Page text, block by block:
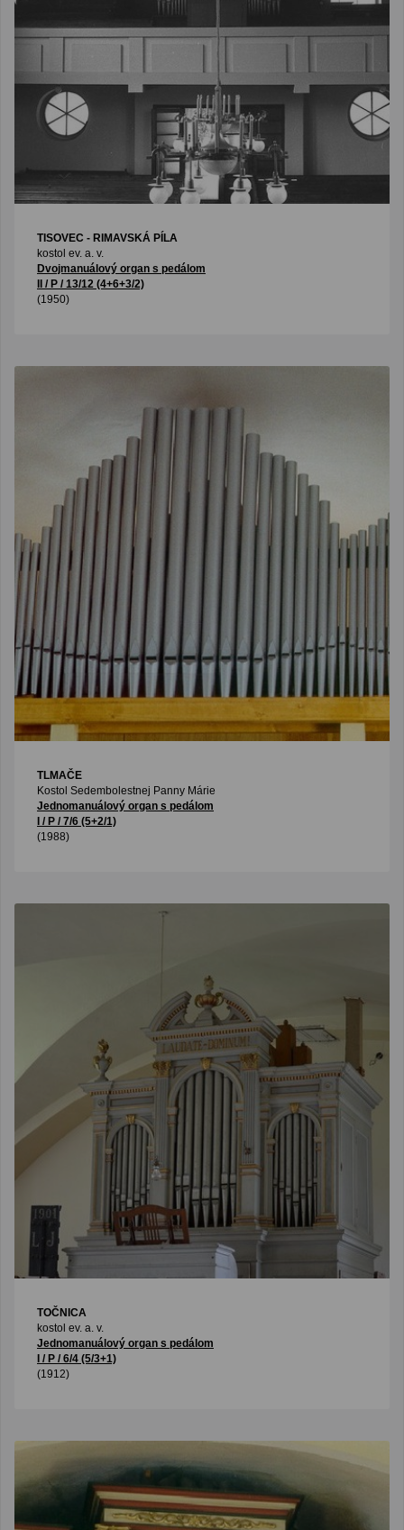
TISOVEC - RIMAVSKÁ PÍLA
kostol ev. a. v.
Dvojmanuálový organ s pedálom
II / P / 13/12 (4+6+3/2)
(1950)
TLMAČE
Kostol Sedembolestnej Panny Márie
Jednomanuálový organ s pedálom
I / P / 7/6 (5+2/1)
(1988)
TOČNICA
kostol ev. a. v.
Jednomanuálový organ s pedálom
I / P / 6/4 (5/3+1)
(1912)